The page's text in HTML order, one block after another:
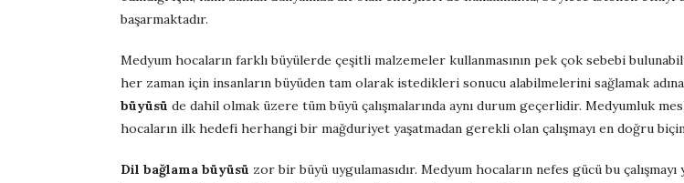
başarmaktadır.
Medyum hocaların farklı büyülerde çeşitli malzemeler kullanmasının pek çok sebebi
her zaman için insanların büyüden tam olarak istedikleri sonucu alabilmelerini sağlamak
büyüsü de dahil olmak üzere tüm büyü çalışmalarında aynı durum geçerlidir. Medyumluk
hocaların ilk hedefi herhangi bir mağduriyet yaşatmadan gerekli olan çalışmayı en doğru
Dil bağlama büyüsü zor bir büyü uygulamasıdır. Medyum hocaların nefes gücü bu